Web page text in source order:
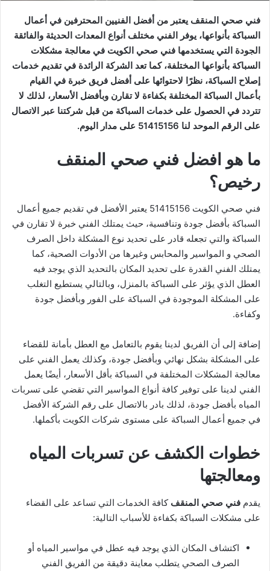
فني صحي المنقف يعتبر من أفضل الفنيين المحترفين في أعمال
السباكة بأنواعها، يوفر الفني مختلف أنواع المعدات الحديثة والفائقة
الجودة التي يستخدمها فني صحي الكويت في معالجة مشكلات
السباكة بأنواعها المختلفة، كما تعد الشركة الرائدة في تقديم خدمات
إصلاح السباكة، نظرًا لاحتوائها على أفضل فريق خبرة في القيام
بأعمال السباكة المختلفة بكفاءة لا تقارن وبأفضل الأسعار، لذلك لا
تتردد في الحصول على خدمات السباكة من قبل شركتنا عبر الاتصال
على الرقم الموحد لنا 51415156 على مدار اليوم.
ما هو افضل فني صحي المنقف
رخيص؟
فني صحي الكويت 51415156 يعتبر الأفضل في تقديم جميع أعمال
السباكة بأفضل جودة وتنافسية، حيث يمتلك الفني خبرة لا تقارن في
السباكة والتي تجعله قادر على تحديد نوع المشكلة داخل الصرف
الصحي و المواسير والمحابس وغيرها من الأدوات الصحية، كما
يمتلك الفني القدرة على تحديد المكان بالتحديد الذي يوجد فيه
العطل الذي يؤثر على السباكة بالمنزل، وبالتالي يستطيع التغلب
على المشكلة الموجودة في السباكة على الفور وبأفضل جودة
وكفاءة.
إضافة إلى أن الفريق لدينا يقوم بالتعامل مع العطل بأمانة للقضاء
على المشكلة بشكل نهائي وبأفضل جودة، وكذلك يعمل الفني على
معالجة المشكلات المختلفة في السباكة بأقل الأسعار، أيضًا يعمل
الفني لدينا على توفير كافة أنواع المواسير التي تقضي على تسربات
المياه بأفضل جودة، لذلك بادر بالاتصال على رقم الشركة الأفضل
في جميع أعمال السباكة على مستوى شركات الكويت بأكملها.
خطوات الكشف عن تسربات المياه
ومعالجتها
يقدم فني صحي المنقف كافة الخدمات التي تساعد على القضاء
على مشكلات السباكة بكفاءة للأسباب التالية:
اكتشاف المكان الذي يوجد فيه عطل في مواسير المياه أو
الصرف الصحي يتطلب معاينة دقيقة من الفريق الفني